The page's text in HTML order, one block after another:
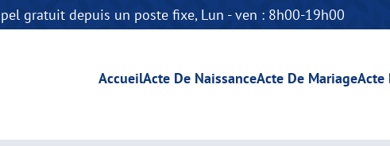
gratuit depuis un poste fixe, Lun - ven : 8h00-19h00
AccueilActe De NaissanceActe De MariageActe